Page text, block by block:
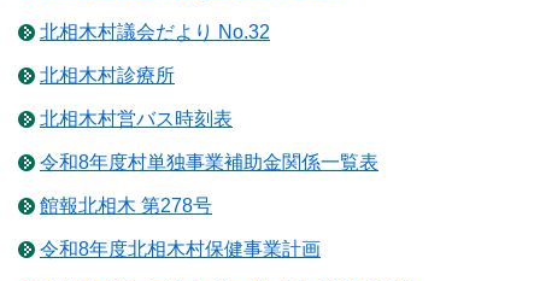
北相木村議会だより No.32
北相木村診療所
北相木村営バス時刻表
令和8年度村単独事業補助金関係一覧表
館報北相木 第278号
令和8年度北相木村保健事業計画